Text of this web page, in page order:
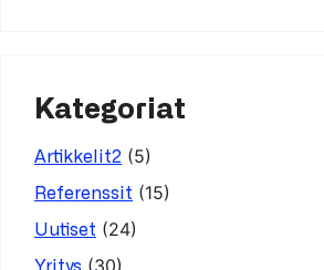
Kategoriat
Artikkelit2 (5)
Referenssit (15)
Uutiset (24)
(30)